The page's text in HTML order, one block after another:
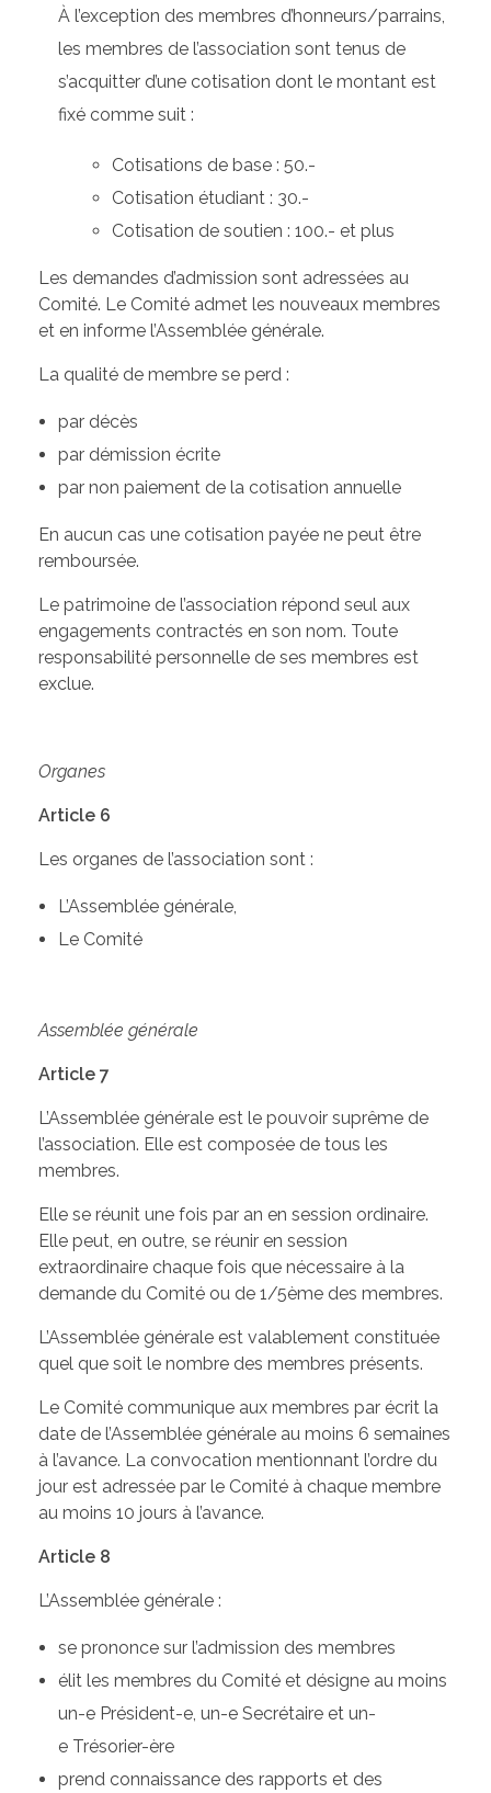
À l’exception des membres d’honneurs/parrains,
les membres de l’association sont tenus de
s’acquitter d’une cotisation dont le montant est
fixé comme suit :
Cotisations de base : 50.-
Cotisation étudiant : 30.-
Cotisation de soutien : 100.- et plus
Les demandes d’admission sont adressées au
Comité. Le Comité admet les nouveaux membres
et en informe l’Assemblée générale.
La qualité de membre se perd :
par décès
par démission écrite
par non paiement de la cotisation annuelle
En aucun cas une cotisation payée ne peut être
remboursée.
Le patrimoine de l’association répond seul aux
engagements contractés en son nom. Toute
responsabilité personnelle de ses membres est
exclue.
Organes
Article 6
Les organes de l’association sont :
L’Assemblée générale,
Le Comité
Assemblée générale
Article 7
L’Assemblée générale est le pouvoir suprême de
l’association. Elle est composée de tous les
membres.
Elle se réunit une fois par an en session ordinaire.
Elle peut, en outre, se réunir en session
extraordinaire chaque fois que nécessaire à la
demande du Comité ou de 1/5ème des membres.
L’Assemblée générale est valablement constituée
quel que soit le nombre des membres présents.
Le Comité communique aux membres par écrit la
date de l’Assemblée générale au moins 6 semaines
à l’avance. La convocation mentionnant l’ordre du
jour est adressée par le Comité à chaque membre
au moins 10 jours à l’avance.
Article 8
L’Assemblée générale :
se prononce sur l’admission des membres
élit les membres du Comité et désigne au moins
un-e Président-e, un-e Secrétaire et un-
e Trésorier-ère
prend connaissance des rapports et des